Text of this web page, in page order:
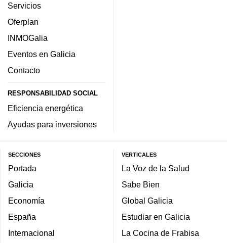
Servicios
Oferplan
INMOGalia
Eventos en Galicia
Contacto
RESPONSABILIDAD SOCIAL
Eficiencia energética
Ayudas para inversiones
SECCIONES
Portada
Galicia
Economía
España
Internacional
VERTICALES
La Voz de la Salud
Sabe Bien
Global Galicia
Estudiar en Galicia
La Cocina de Frabisa